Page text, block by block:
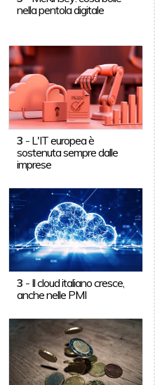
nella pentola digitale
3 - L'IT europea è
sostenuta sempre dalle
imprese
3 - Il cloud italiano cresce,
anche nelle PMI